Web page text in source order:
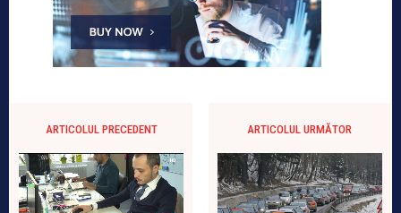
ARTICOLUL PRECEDENT ARTICOLUL URMĂTOR